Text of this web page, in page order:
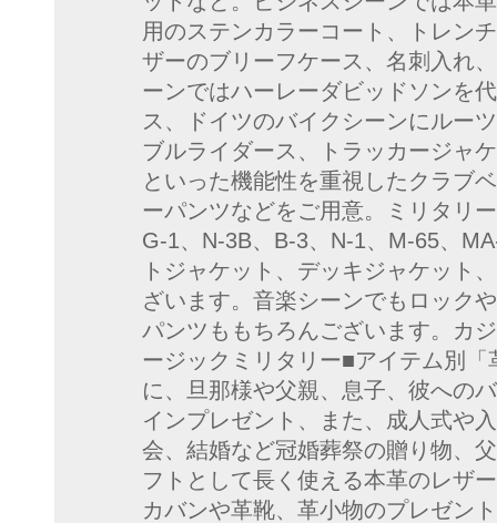
用のステンカラーコート、トレン
ザーのブリーフケース、名刺入れ
ーンではハーレーダビッドソンを
ス、ドイツのバイクシーンにルー
ブルライダース、トラッカージャ
といった機能性を重視したクラブ
ーパンツなどをご用意。ミリタリ
G-1、N-3B、B-3、N-1、M-65、
トジャケット、デッキジャケット
ざいます。音楽シーンでもロック
パンツももちろんございます。カ
ージックミリタリー■アイテム別
に、旦那様や父親、息子、彼への
インプレゼント、また、成人式や
会、結婚など冠婚葬祭の贈り物、
フトとして長く使える本革のレザ
カバンや革靴、革小物のプレゼン